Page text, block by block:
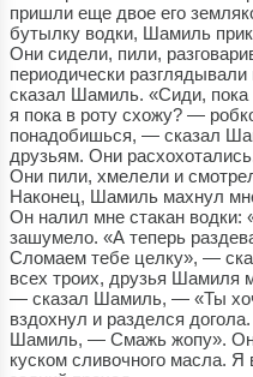
пришли еще двое его
бутылку водки, Шамиль
Они сидели, пили,
периодически
сказал Шамиль. «Сиди,
я пока в роту схожу? —
понадобишься, — сказал
друзьям. Они
Они пили, хмелели и
Наконец, Шамиль махнул
Он налил мне стакан водки:
зашумело. «А теперь
Сломаем тебе целку», —
всех троих, друзья Шамиля
— сказал Шамиль, — «Ты
вздохнул и разделся
Шамиль, — Смажь жопу». Он
куском сливочного масла.